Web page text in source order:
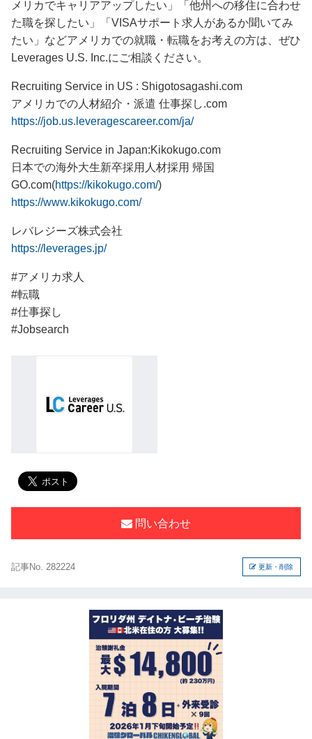
メリカでキャリアアップしたい」「他州への移住に合わせ
た職を探したい」「VISAサポート求人があるか聞いてみ
たい」などアメリカでの就職・転職をお考えの方は、ぜひ
Leverages U.S. Inc.にご相談ください。
Recruiting Service in US : Shigotosagashi.com
アメリカでの人材紹介・派遣 仕事探し.com
https://job.us.leveragescareer.com/ja/
Recruiting Service in Japan:Kikokugo.com
日本での海外大生新卒採用人材採用 帰国
GO.com(https://kikokugo.com/)
https://www.kikokugo.com/
レバレジーズ株式会社
https://leverages.jp/
#アメリカ求人
#転職
#仕事探し
#Jobsearch
問い合わせ
記事No. 282224 更新・削除